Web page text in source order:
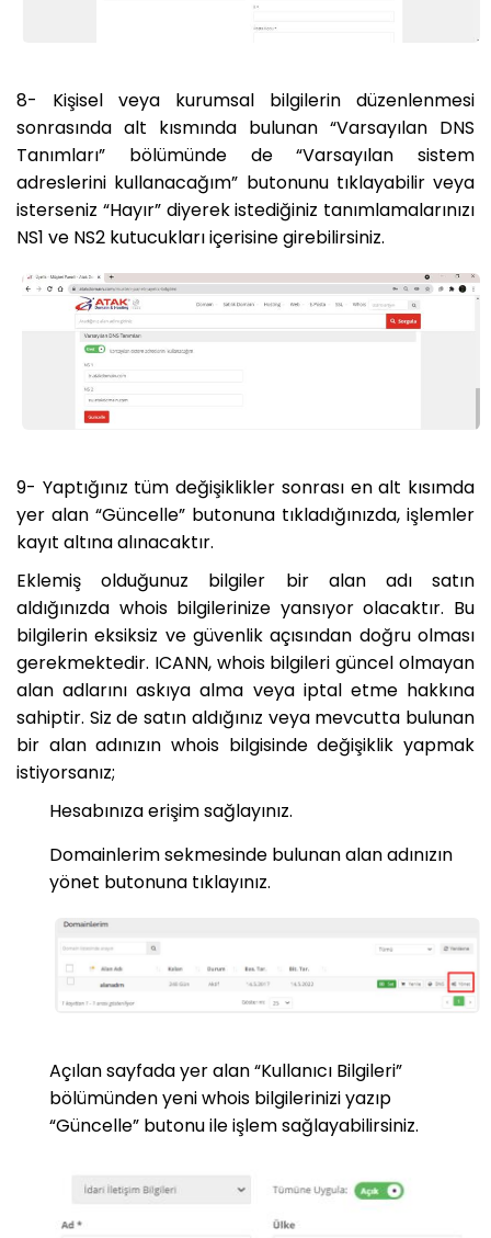
8- Kişisel veya kurumsal bilgilerin düzenlenmesi
sonrasında alt kısmında bulunan “Varsayılan DNS
Tanımları” bölümünde de “Varsayılan sistem
adreslerini kullanacağım” butonunu tıklayabilir veya
isterseniz “Hayır” diyerek istediğiniz tanımlamalarınızı
NS1 ve NS2 kutucukları içerisine girebilirsiniz.
9- Yaptığınız tüm değişiklikler sonrası en alt kısımda
yer alan “Güncelle” butonuna tıkladığınızda, işlemler
kayıt altına alınacaktır.
Eklemiş olduğunuz bilgiler bir alan adı satın
aldığınızda whois bilgilerinize yansıyor olacaktır. Bu
bilgilerin eksiksiz ve güvenlik açısından doğru olması
gerekmektedir. ICANN, whois bilgileri güncel olmayan
alan adlarını askıya alma veya iptal etme hakkına
sahiptir. Siz de satın aldığınız veya mevcutta bulunan
bir alan adınızın whois bilgisinde değişiklik yapmak
istiyorsanız;
Hesabınıza erişim sağlayınız.
Domainlerim sekmesinde bulunan alan adınızın
yönet butonuna tıklayınız.
Açılan sayfada yer alan “Kullanıcı Bilgileri”
bölümünden yeni whois bilgilerinizi yazıp
“Güncelle” butonu ile işlem sağlayabilirsiniz.